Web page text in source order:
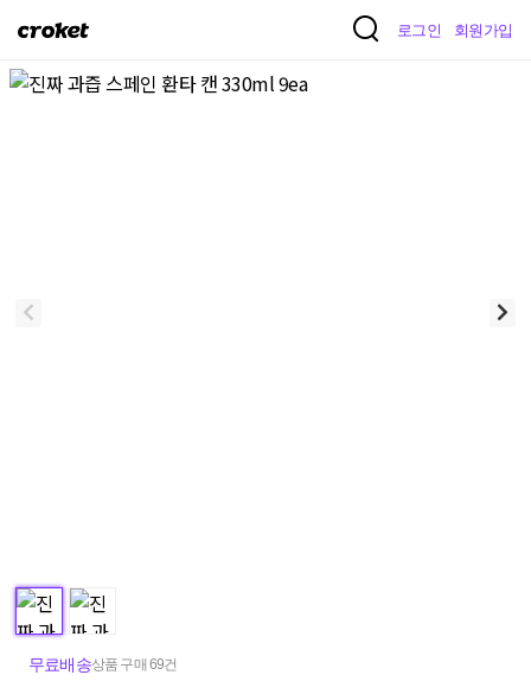
크
켓
로그인 회원가입
무료배송상품 구매 69건